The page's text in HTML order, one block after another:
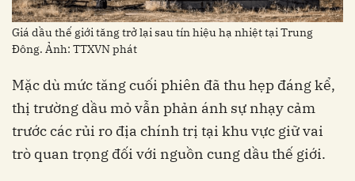
Giá dầu thế giới tăng trở lại sau tín hiệu hạ nhiệt tại Trung
Đông. Ảnh: TTXVN phát
Mặc dù mức tăng cuối phiên đã thu hẹp đáng kể,
thị trường dầu mỏ vẫn phản ánh sự nhạy cảm
trước các rủi ro địa chính trị tại khu vực giữ vai
trò quan trọng đối với nguồn cung dầu thế giới.